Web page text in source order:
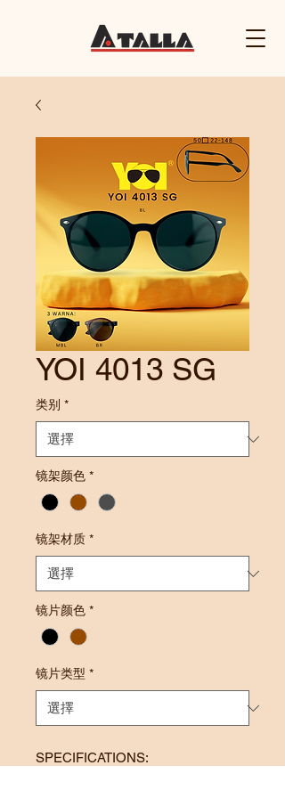
YOI 4013 SG
类别 *
镜架颜色 *
镜架材质 *
镜片颜色 *
镜片类型 *
SPECIFICATIONS: